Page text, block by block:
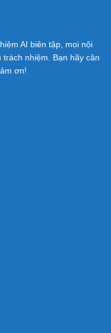
AI biên tập, mọi nội
nhiệm. Bạn hãy cân
ơn!